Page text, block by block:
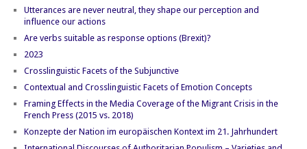
Utterances are never neutral, they shape our perception and
influence our actions
Are verbs suitable as response options (Brexit)?
2023
Crosslinguistic Facets of the Subjunctive
Contextual and Crosslinguistic Facets of Emotion Concepts
Framing Effects in the Media Coverage of the Migrant Crisis in the
French Press (2015 vs. 2018)
Konzepte der Nation im europäischen Kontext im 21. Jahrhundert